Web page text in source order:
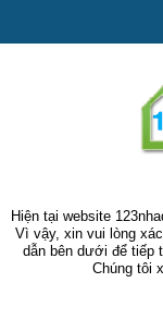
Hiện tại website
Vì vậy, xin vui lòng
dẫn bên dưới để tiếp
Chúng tôi